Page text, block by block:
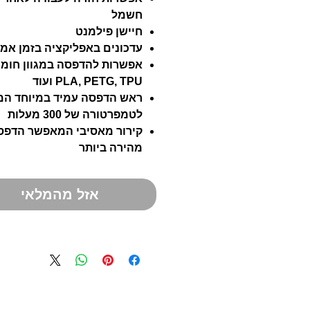
חשמל
חיישן פילמנט
עדכונים באפליקציה בזמן
אפשרות להדפסה במגוון
PLA, PETG, TPU ועוד
ראש הדפסה עמיד במיוחד
לטמפרטורה של 300 מעלות
קירור מאסיבי המאפשר
מהירה ביותר
אזל מהמלאי